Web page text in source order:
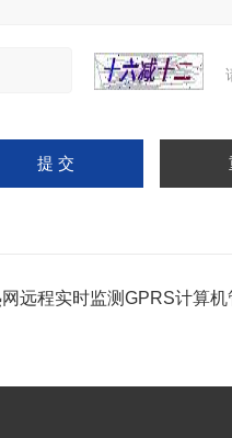
远程实时监测GPRS计算机